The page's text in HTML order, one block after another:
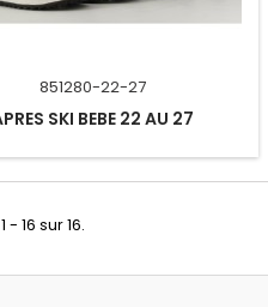
851280-22-27
SKI BEBE 22 AU 27
- 16 sur 16.